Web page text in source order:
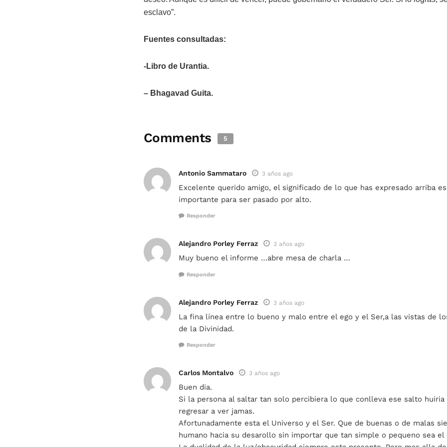
esclavo”.
Fuentes consultadas:
-Libro de Urantia.
– Bhagavad Guita.
Comments 5
Antonio Sammataro 3 años ago
Excelente querido amigo, el significado de lo que has expresado arriba
importante para ser pasado por alto.
Responder
Alejandro Porley Ferraz 3 años ago
Muy bueno el informe …abre mesa de charla …
Responder
Alejandro Porley Ferraz 3 años ago
La fina línea entre lo bueno y malo entre el ego y el Ser,a las vistas de
de la Divinidad.
Responder
Carlos Montalvo 3 años ago
Buen dia.
Si la persona al saltar tan solo percibiera lo que conlleva ese salto huiria
regresar a ver jamas.
Afortunadamente esta el Universo y el Ser. Que de buenas o de malas
humano hacia su desarollo sin importar que tan simple o pequeno sea el